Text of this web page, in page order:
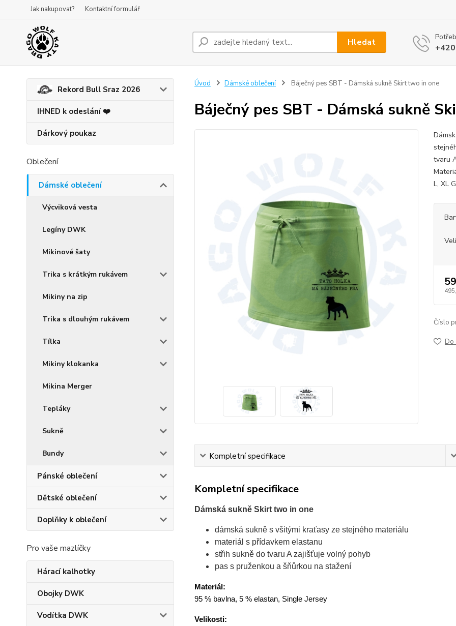
Jak nakupovat? Kontaktní formulář
Hledat
Rekord Bull Sraz 2026
IHNED k odeslání ❤️
Dárkový poukaz
Oblečení
Dámské oblečení
Výcviková vesta
Legíny DWK
Mikinové šaty
Trika s krátkým rukávem
Mikiny na zip
Trika s dlouhým rukávem
Tílka
Mikiny klokanka
Mikina Merger
Tepláky
Sukně
Bundy
Pánské oblečení
Dětské oblečení
Doplňky k oblečení
Pro vaše mazlíčky
Hárací kalhotky
Obojky DWK
Vodítka DWK
Úvod Dámské oblečení Báječný pes SBT - Dámská sukně Skirt two in one
Báječný pes SBT - Dámská sukně
tvaru
L, XL
Číslo
Do
Kompletní specifikace
Kompletní specifikace
Dámská sukně Skirt two in one
dámská sukně s všitými kraťasy ze stejného materiálu
materiál s přídavkem elastanu
střih sukně do tvaru A zajišťuje volný pohyb
pas s pruženkou a šňůrkou na stažení
Materiál:
95 % bavlna, 5 % elastan, Single Jersey
Velikosti: